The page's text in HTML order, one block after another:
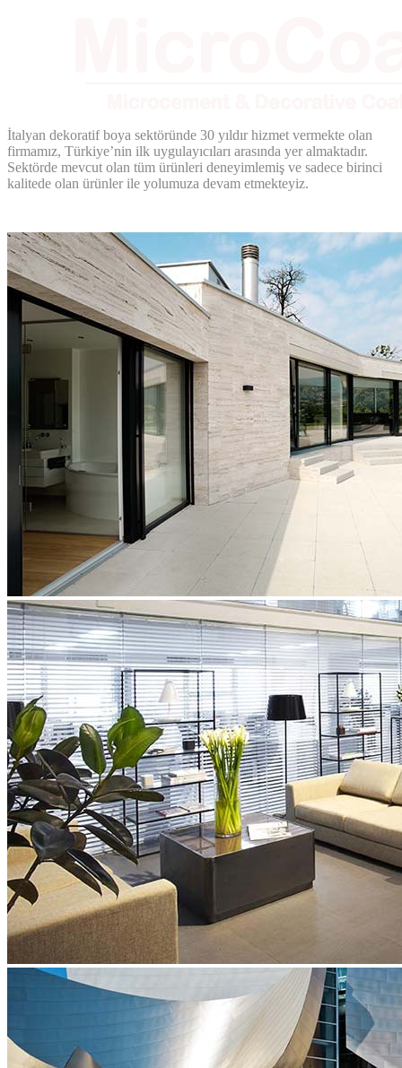
İtalyan dekoratif boya sektöründe 30 yıldır hizmet vermekte olan
firmamız, Türkiye’nin ilk uygulayıcıları arasında yer almaktadır.
Sektörde mevcut olan tüm ürünleri deneyimlemiş ve sadece birinci
kalitede olan ürünler ile yolumuza devam etmekteyiz.